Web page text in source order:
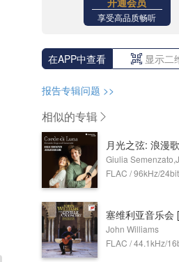
享受高品质畅听
在APP中查看 显示二
报告专辑问题 >>
相似的专辑
月光之弦: 浪漫
FLAC / 96kHz/24bit
塞维利亚音乐会
John Williams
FLAC / 44.1kHz/